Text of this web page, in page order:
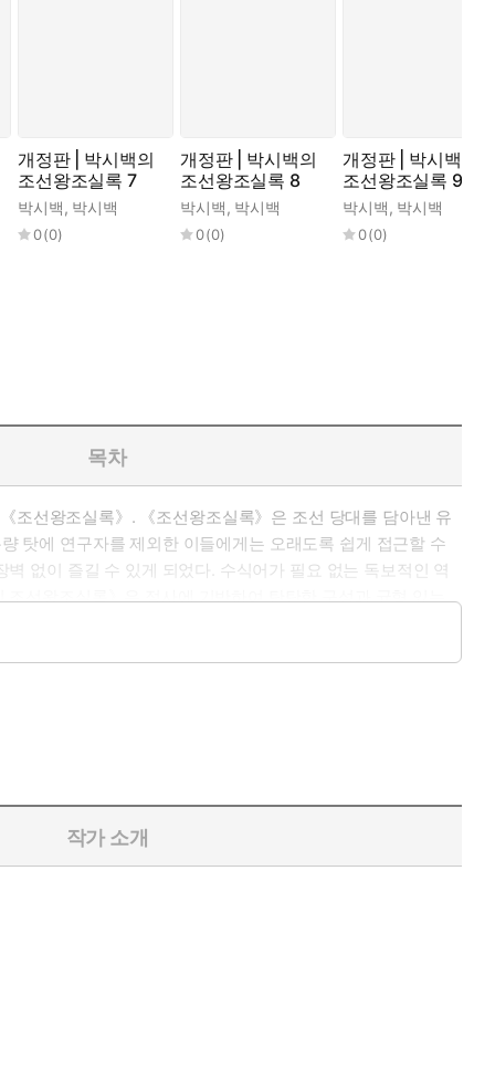
개정판 | 박시백의
조선왕조실록 7
박시백, 박시백
0(0)
개정판 | 박시백의
조선왕조실록 8
박시백, 박시백
0(0)
개정판 | 박시백의
조선왕조실록 9
박시백, 박시백
0(0)
목차
조선왕조실록》. 《조선왕조실록》은 조선 당대를 담아낸 유
탓에 연구자를 제외한 이들에게는 오래도록 쉽게 접근할 수
없이 즐길 수 있게 되었다. 수식어가 필요 없는 독보적인 역
선왕조실록》은 정사에 기반하여 탄탄한 구성과 균형 있는
작가 소개